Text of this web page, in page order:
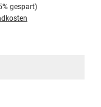
gespart)